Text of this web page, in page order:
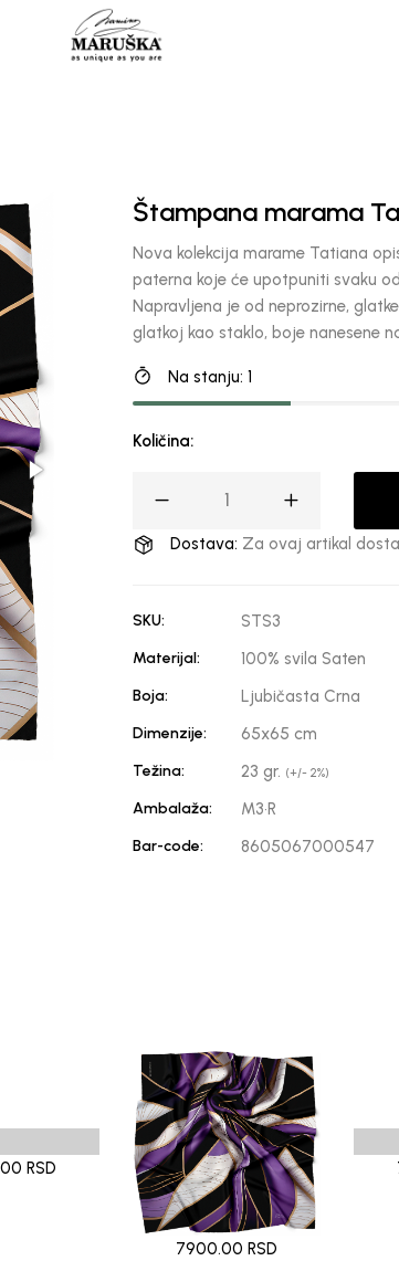
Štampana marama
Nova kolekcija marame Tatiana
paterna koje će upotpuniti svaku
Napravljena je od neprozirne,
glatkoj kao staklo, boje nanesene
Na stanju: 1
Količina:
Dostava: Za ovaj artikal
SKU: STS3
Materijal: 100% svila Saten
Boja: Ljubičasta Crna
Dimenzije: 65x65 cm
Težina: 23 gr. (+/- 2%)
Ambalaža: M3·R
Bar-code: 8605067000547
RSD
7900.00 RSD